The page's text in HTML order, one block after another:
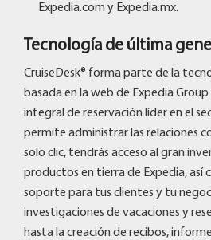
Expedia.com y Expedia.mx.
Tecnología de última
CruiseDesk® forma parte de la
basada en la web de Expedia
integral de reservación líder en el
permite administrar las relaciones
solo clic, tendrás acceso al gran
productos en tierra de Expedia,
soporte para tus clientes y tu
investigaciones de vacaciones y
hasta la creación de recibos,